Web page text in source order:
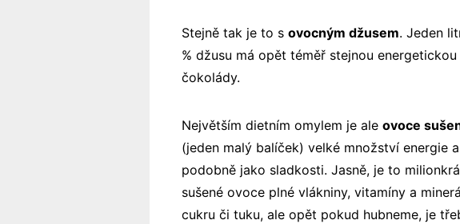
Stejně tak je to s ovocným džusem. Jeden
% džusu má opět téměř stejnou
čokolády.
Největším dietním omylem je ale ovoce
(jeden malý balíček) velké množství energie
podobně jako sladkosti. Jasně, je to
sušené ovoce plné vlákniny, vitamíny a
cukru či tuku, ale opět pokud hubneme, je